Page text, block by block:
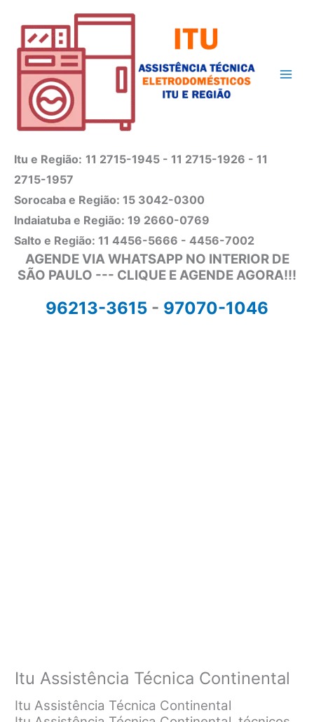
conteúdo
Itu e Região: 11 2715-1945 - 11 2715-1926 - 11
2715-1957
Sorocaba e Região: 15 3042-0300
Indaiatuba e Região: 19 2660-0769
Salto e Região: 11 4456-5666 - 4456-7002
AGENDE VIA WHATSAPP NO INTERIOR DE
SÃO PAULO --- CLIQUE E AGENDE AGORA!!!
96213-3615 - 97070-1046
Itu Assistência Técnica Continental
Itu Assistência Técnica Continental